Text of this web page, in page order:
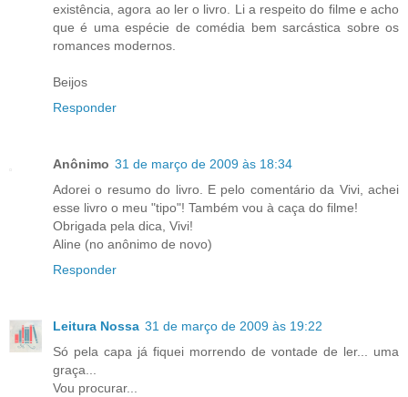
existência, agora ao ler o livro. Li a respeito do filme e acho
que é uma espécie de comédia bem sarcástica sobre os
romances modernos.
Beijos
Responder
Anônimo 31 de março de 2009 às 18:34
Adorei o resumo do livro. E pelo comentário da Vivi, achei
esse livro o meu "tipo"! Também vou à caça do filme!
Obrigada pela dica, Vivi!
Aline (no anônimo de novo)
Responder
Leitura Nossa 31 de março de 2009 às 19:22
Só pela capa já fiquei morrendo de vontade de ler... uma
graça...
Vou procurar...